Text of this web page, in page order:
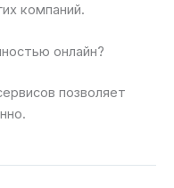
компаний.
онлайн?
позволяет